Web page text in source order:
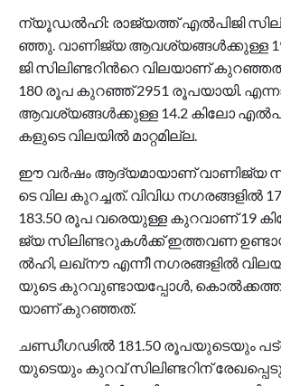
ന്യൂ​ഡ​ൽ​ഹി: രാ​ജ്യ​ത്ത് എ​ൽ​പി​ജി
ഞ്ഞു. വാ​ണി​ജ്യ ആ​വ​ശ്യ​ങ്ങ​ൾ​ക്കു​ള്ള
ജി സി​ലി​ണ്ട​റി​ന്‍റെ വി​ല​യാ​ണ്
180 രൂ​പ കു​റ​ഞ്ഞ് 2951 രൂ​പ​യാ​യി.
ആ​വ​ശ്യ​ങ്ങ​ൾ​ക്കു​ള്ള 14.2 കി​ലോ
ക​ളു​ടെ വി​ല​യി​ൽ മാ​റ്റ​മി​ല്ല.
ഈ ​വ​ർ​ഷം ആ​ദ്യ​മാ​യാ​ണ് വാ​ണി​ജ്യ
ടെ വി​ല കു​റ​ച്ച​ത്. വി​വി​ധ ന​ഗ​ര​ങ്ങ​ളി​ൽ
183.50 രൂ​പ വ​രെ​യു​ള്ള കു​റ​വാ​ണ് 19
ജ്യ സി​ലി​ണ്ട​റു​ക​ൾ​ക്ക് ഇ​ത്ത​വ​ണ
ൽ​ഹി, ല​ഖ്‌​നൗ എ​ന്നീ ന​ഗ​ര​ങ്ങ​ളി​ൽ
യു​ടെ കു​റ​വു​ണ്ടാ​യ​പ്പോ​ൾ,
യാ​ണ് കു​റ​ഞ്ഞ​ത്.
ച​ണ്ഡീ​ഗ​ഢി​ൽ 181.50 രൂ​പ​യു​ടെ​യും
യു​ടെ​യും കു​റ​വ് സി​ലി​ണ്ട​റി​ന്